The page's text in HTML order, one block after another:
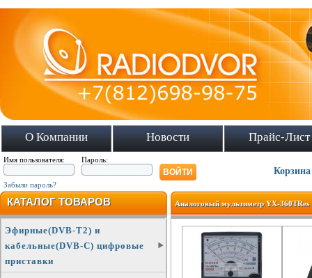
О Компании Новости Прайс-Лист
Имя пользователя: Пароль:
Забыли пароль?
Корзина
КАТАЛОГ ТОВАРОВ
Эфирные(DVB-T2) и
кабельные(DVB-C) цифровые
приставки
Аналоговый мультиметр YX-360TRes